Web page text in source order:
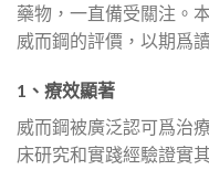
藥物，一直備受關注。
威而鋼的評價，以期爲
1、療效顯著
威而鋼被廣泛認可爲治
床研究和實踐經驗證實